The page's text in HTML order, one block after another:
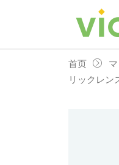
首页
リックレン